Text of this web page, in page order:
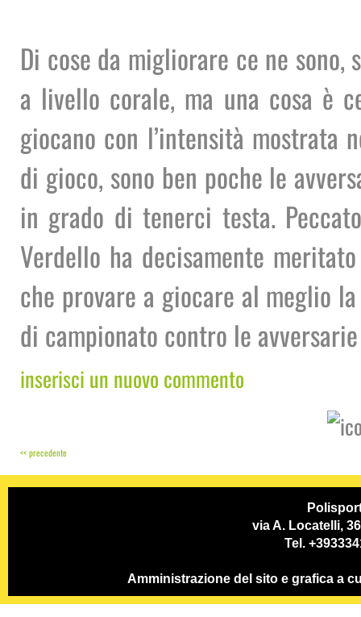
Di cose da migliorare ce ne
a livello corale, ma una cosa è
giocano con l’intensità
di gioco, sono ben poche le
in grado di tenerci testa.
Verdello ha decisamente
che provare a giocare al meglio
di campionato contro le
inserisci un nuovo commento
<< precedente
via A. Locatelli,
Tel.
Amministrazione del sito e grafica a